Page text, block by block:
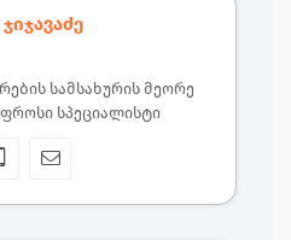
სამსახურის მეორე
სპეციალისტი